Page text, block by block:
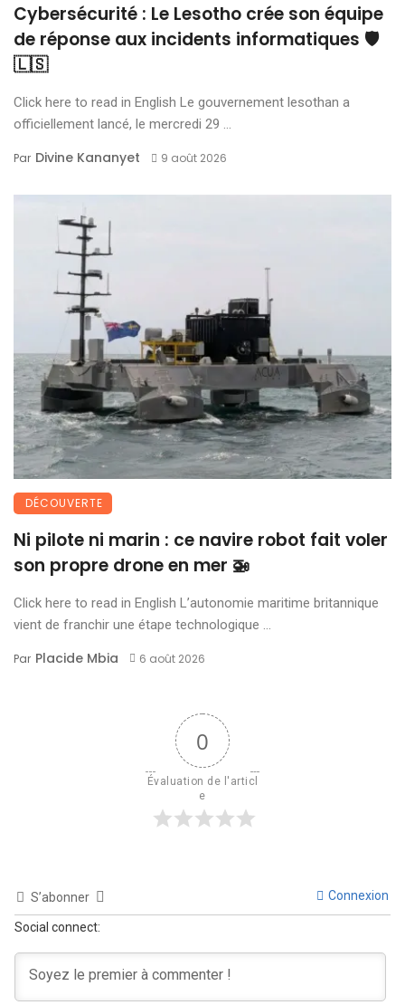
Cybersécurité : Le Lesotho crée son équipe
de réponse aux incidents informatiques 🛡️
🇱🇸
Click here to read in English Le gouvernement lesothan a
officiellement lancé, le mercredi 29 ...
Par Divine Kananyet 9 août 2026
DÉCOUVERTE
Ni pilote ni marin : ce navire robot fait voler
son propre drone en mer 🚁
Click here to read in English L’autonomie maritime britannique
vient de franchir une étape technologique ...
Par Placide Mbia 6 août 2026
0
Évaluation de l'articl
e
S’abonner Connexion
Social connect: